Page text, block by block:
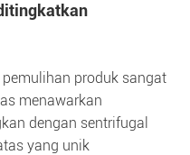
produk sangat
menawarkan
dengan sentrifugal
yang unik